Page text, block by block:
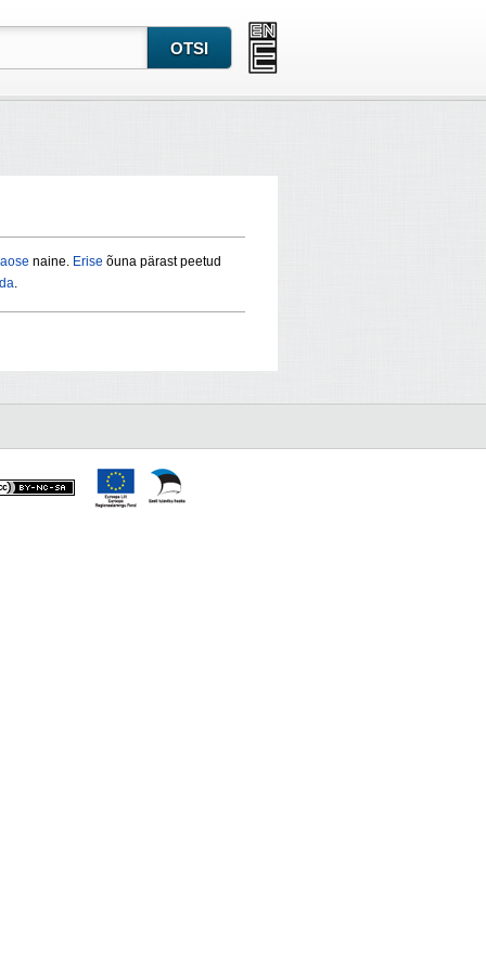
naine. Erise õuna pärast peetud
.